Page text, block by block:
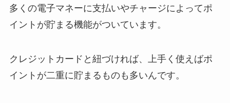
多くの電子マネーに支払いやチャージによってポ
イントが貯まる機能がついています。
クレジットカードと紐づければ、上手く使えばポ
イントが二重に貯まるものも多いんです。